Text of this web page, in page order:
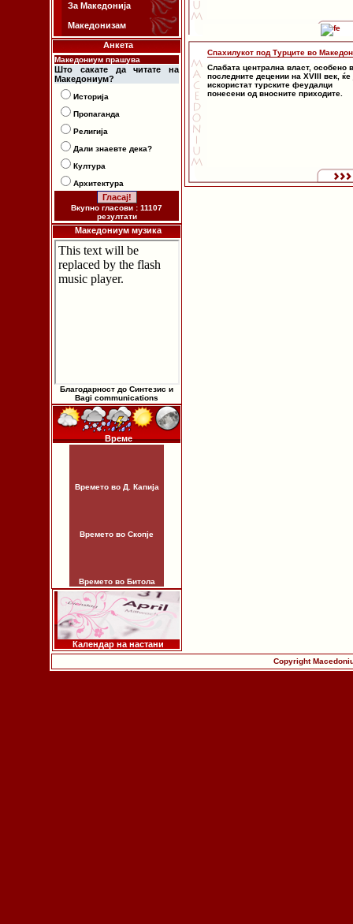
За Македонија
Македонизам
Анкета
Македониум прашува
Што сакате да читате на
Македониум?
Историја
Пропаганда
Религија
Дали знаевте дека?
Култура
Архитектура
Вкупно гласови : 11107
резултати
Македониум музика
Благодарност до Синтезис и
Bagi communications
Време
Времето во Д. Капија
Времето во Скопје
Времето во Битола
Календар на настани
Спахилукот под Турците во
Слабата централна власт, особено
последните децении на XVIII век, ќе
искористат турските феудалци
понесени од вносните приходите.
Copyright